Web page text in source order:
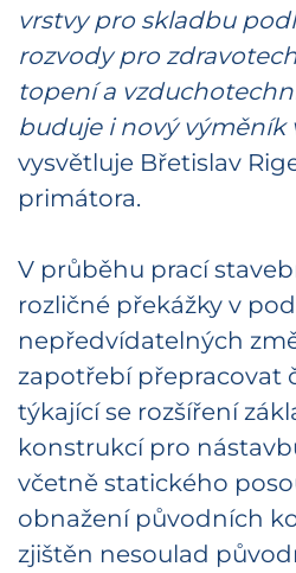
vrstvy pro skladbu
rozvody pro
topení a
buduje i nový výměník
vysvětluje Břetislav
primátora.
V průběhu prací
rozličné překážky v
nepředvídatelných
zapotřebí přepracovat
týkající se rozšíření
konstrukcí pro
včetně statického
obnažení původních
zjištěn nesoulad